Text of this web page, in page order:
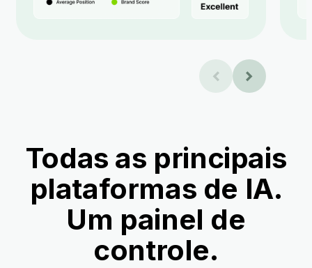
Todas as principais
plataformas de IA.
Um painel de
controle.